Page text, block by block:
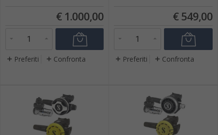
ProdottoIl sistema MK25 EVO
/ S620 Ti rappresenta l'apice
dell'ingegneria SCUBAPRO.
Combinando l'iconico primo
stadio a pistone bilanciato con
€ 1.000,00
Preferiti Confronta
suo percorso subacqueo o chi
intende rinnovare la sua
attrezzatura. Il Set Comprende-
Primo stadio bilanciato D...
€ 549,00
Preferiti Confronta